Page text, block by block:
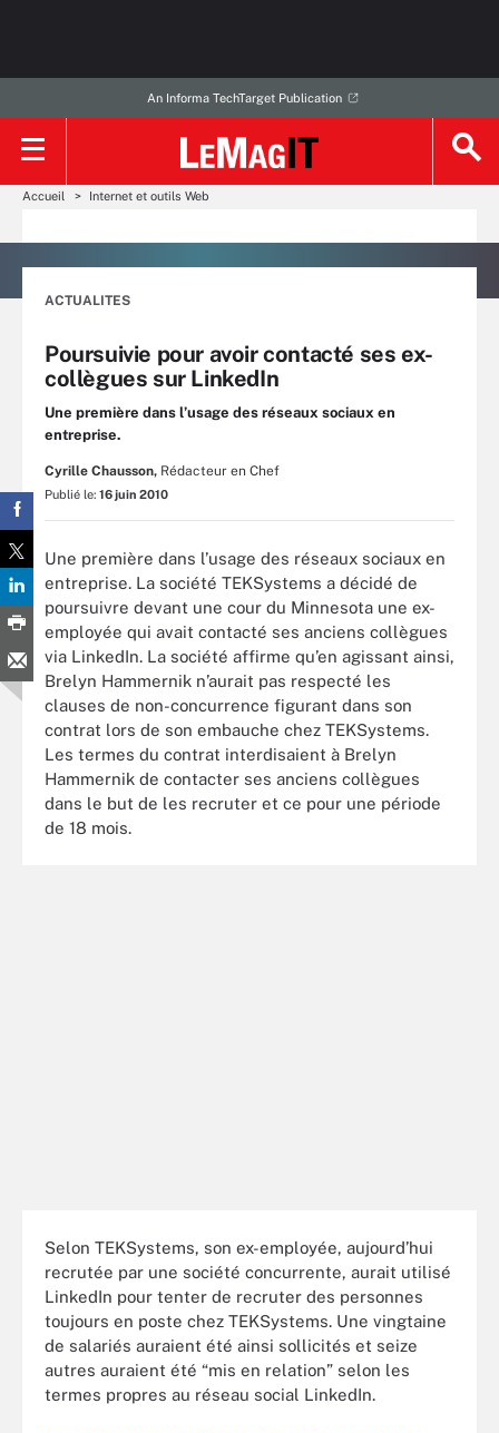
An Informa TechTarget Publication
Accueil Internet et outils Web
ACTUALITES
Poursuivie pour avoir contacté ses ex-
collègues sur LinkedIn
Une première dans l’usage des réseaux sociaux en
entreprise.
Cyrille Chausson, Rédacteur en Chef
Publié le: 16 juin 2010
Une première dans l’usage des réseaux sociaux en
entreprise. La société TEKSystems a décidé de
poursuivre devant une cour du Minnesota une ex-
employée qui avait contacté ses anciens collègues
via LinkedIn. La société affirme qu’en agissant ainsi,
Brelyn Hammernik n’aurait pas respecté les
clauses de non-concurrence figurant dans son
contrat lors de son embauche chez TEKSystems.
Les termes du contrat interdisaient à Brelyn
Hammernik de contacter ses anciens collègues
dans le but de les recruter et ce pour une période
de 18 mois.
Selon TEKSystems, son ex-employée, aujourd’hui
recrutée par une société concurrente, aurait utilisé
LinkedIn pour tenter de recruter des personnes
toujours en poste chez TEKSystems. Une vingtaine
de salariés auraient été ainsi sollicités et seize
autres auraient été “mis en relation” selon les
termes propres au réseau social LinkedIn.